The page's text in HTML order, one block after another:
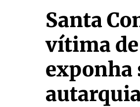
Santa
vítima
exponha